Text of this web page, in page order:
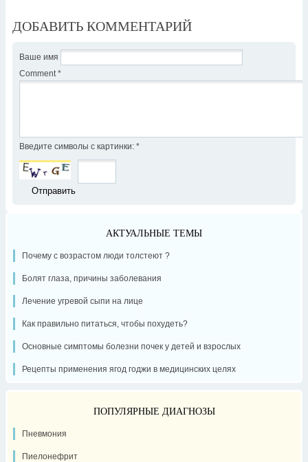
ДОБАВИТЬ КОММЕНТАРИЙ
Ваше имя
Comment *
Введите символы с картинки: *
АКТУАЛЬНЫЕ ТЕМЫ
Почему с возрастом люди толстеют ?
Болят глаза, причины заболевания
Лечение угревой сыпи на лице
Как правильно питаться, чтобы похудеть?
Основные симптомы болезни почек у детей и взрослых
Рецепты применения ягод годжи в медицинских целях
ПОПУЛЯРНЫЕ ДИАГНОЗЫ
Пневмония
Пиелонефрит